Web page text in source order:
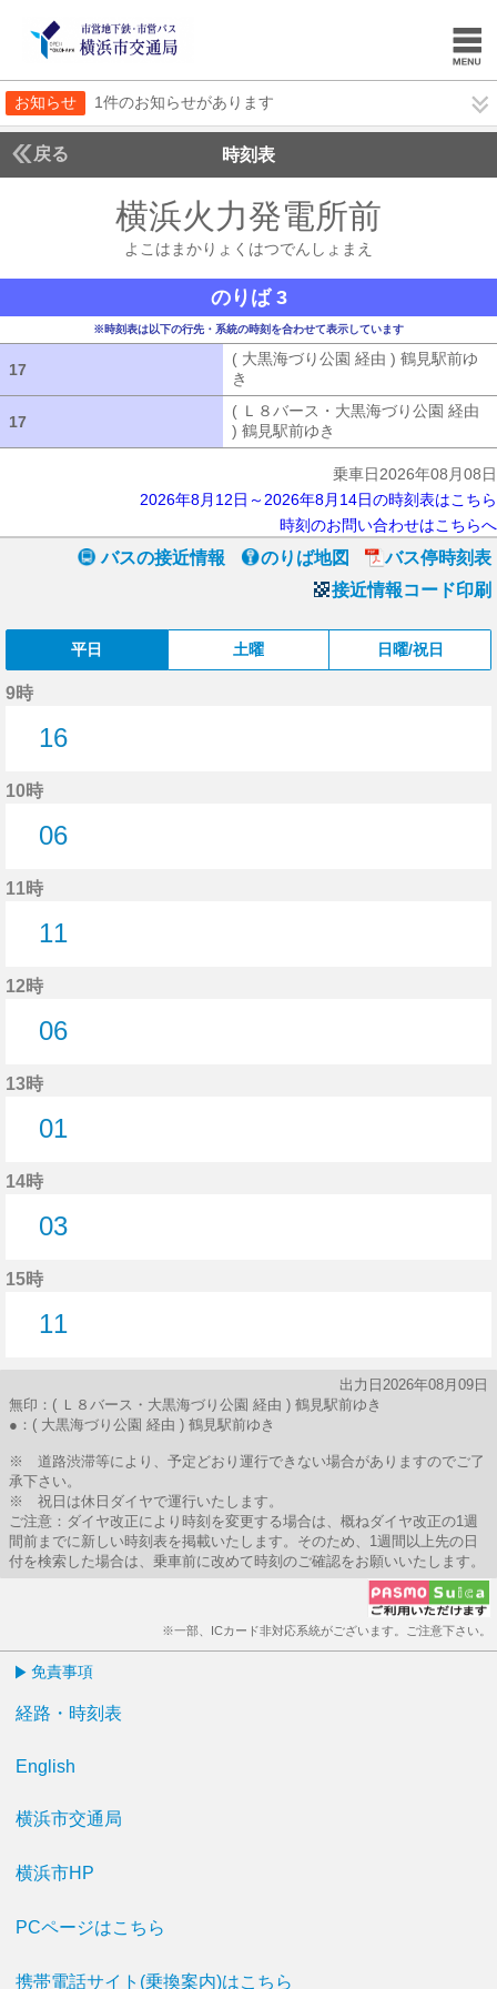
お知らせ 1件のお知らせがあります
戻る 時刻表
横浜火力発電所前
よこはまかりょくはつでんしょまえ
のりば 3
※時刻表は以下の行先・系統の時刻を合わせて表示しています
17
( 大黒海づり公園 経由 ) 鶴見駅前ゆ
き
17
( Ｌ８バース・大黒海づり公園 経由
) 鶴見駅前ゆき
乗車日2026年08月08日
2026年8月12日～2026年8月14日の時刻表はこちら
時刻のお問い合わせはこちらへ
バスの接近情報 のりば地図
バス停時刻表
接近情報コード印刷
平日 土曜 日曜/祝日
9時
16
10時
06
11時
11
12時
06
13時
01
14時
03
15時
11
出力日2026年08月09日
無印：( Ｌ８バース・大黒海づり公園 経由 ) 鶴見駅前ゆき
●：( 大黒海づり公園 経由 ) 鶴見駅前ゆき
※ 道路渋滞等により、予定どおり運行できない場合がありますのでご了
承下さい。
※ 祝日は休日ダイヤで運行いたします。
ご注意：ダイヤ改正により時刻を変更する場合は、概ねダイヤ改正の1週
間前までに新しい時刻表を掲載いたします。そのため、1週間以上先の日
付を検索した場合は、乗車前に改めて時刻のご確認をお願いいたします。
※一部、ICカード非対応系統がございます。ご注意下さい。
免責事項
経路・時刻表
English
横浜市交通局
横浜市HP
PCページはこちら
携帯電話サイト(乗換案内)はこちら